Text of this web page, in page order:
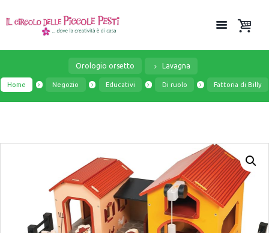
Orologio orsetto Lavagna
Home Negozio Educativi Di ruolo Fattoria di Billy